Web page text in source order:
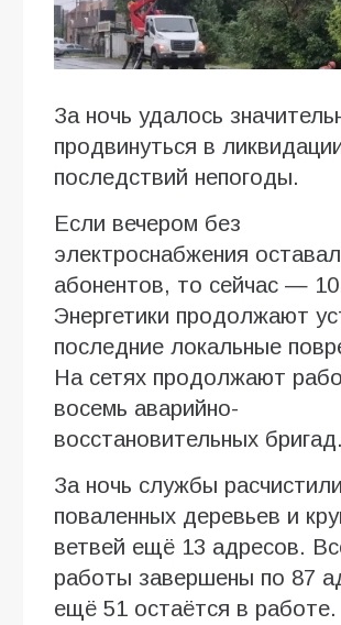
За ночь удалось
продвинуться в
последствий непогоды.
Если вечером без
электроснабжения
абонентов, то сейчас —
Энергетики продолжают
последние локальные
На сетях продолжают
восемь аварийно-
восстановительных бригад.
За ночь службы
поваленных деревьев и
ветвей ещё 13 адресов.
работы завершены по 87
ещё 51 остаётся в работе.